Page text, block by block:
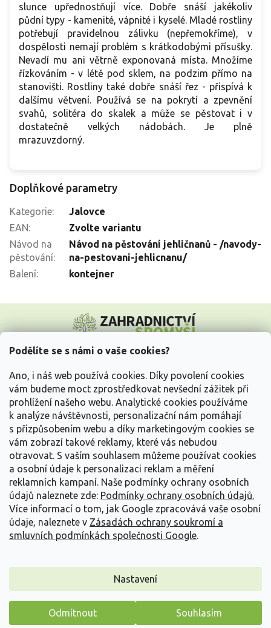
Podělíte se s námi o vaše cookies?
Ano, i náš web používá cookies. Díky povolení cookies
vám budeme moct zprostředkovat nevšední zážitek při
prohlížení našeho webu. Analytické cookies používáme
k analýze návštěvnosti, personalizační nám pomáhají
s přizpůsobením webu a díky marketingovým cookies se
vám zobrazí takové reklamy, které vás nebudou
otravovat. S vaším souhlasem můžeme používat cookies
a osobní údaje k personalizaci reklam a měření
reklamních kampaní. Naše podmínky ochrany osobních
údajů naleznete zde: Podmínky ochrany osobních údajů.
Více informací o tom, jak Google zpracovává vaše osobní
údaje, naleznete v Zásadách ochrany soukromí a
smluvních podmínkách společnosti Google.
Nastavení
Odmítnout Souhlasím
slunce upřednostňují více. Dobře snáší jakékoliv
půdní typy - kamenité, vápnité i kyselé. Mladé rostliny
potřebují pravidelnou zálivku (nepřemokříme), v
dospělosti nemají problém s krátkodobými přísušky.
Nevadí mu ani větrně exponovaná místa. Množíme
řízkováním - v létě pod sklem, na podzim přímo na
stanovišti. Rostliny také dobře snáší řez - přispívá k
dalšímu větvení. Používá se na pokrytí a zpevnění
svahů, solitéra do skalek a může se pěstovat i v
dostatečně velkých nádobách. Je plně
mrazuvzdorný.
Doplňkové parametry
Kategorie:
Jalovce
EAN:
Zvolte variantu
Návod na
pěstování:
Návod na pěstování jehličnanů - /navody-
na-pestovani-jehlicnanu/
Balení: kontejner
p
Vše o nákupu
Informace pro Vás
Kontakujte nás
Vytvořil Shoptet
Copyright 2026Zahradnictví Spomyšl. Všechna práva
vyhrazena.